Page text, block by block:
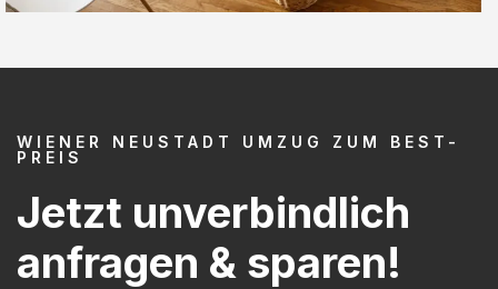
WIENER NEUSTADT UMZUG ZUM BEST-
PREIS
Jetzt unverbindlich
anfragen & sparen!